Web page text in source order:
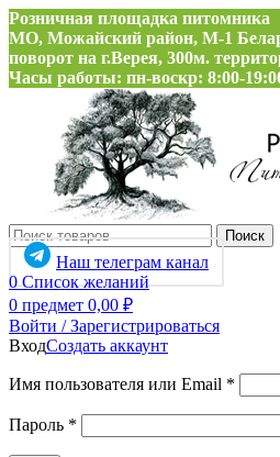
Розничная площадка питомника
МО, Можайский район, М-1
поворот на г.Верея, 300м.
Часы работы: пн-воскр: 8:00-
Поиск
Наш телеграм канал
0 Список желаний
0 предмет 0,00 ₽
Войти / Зарегистрироваться
ВходСоздать аккаунт
Имя пользователя или Email *
Пароль *